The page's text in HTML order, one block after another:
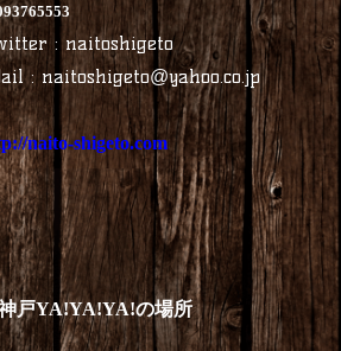
: naitoshigeto
: naitoshigeto@yahoo.co.jp
naito-shigeto.com
戸YA!YA!YA!の場所